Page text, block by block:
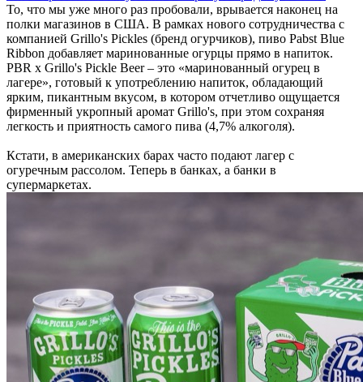
То, что мы уже много раз пробовали, врывается наконец на
полки магазинов в США. В рамках нового сотрудничества с
компанией Grillo's Pickles (бренд огурчиков), пиво Pabst Blue
Ribbon добавляет маринованные огурцы прямо в напиток.
PBR x Grillo's Pickle Beer – это «маринованный огурец в
лагере», готовый к употреблению напиток, обладающий
ярким, пикантным вкусом, в котором отчетливо ощущается
фирменный укропный аромат Grillo's, при этом сохраняя
легкость и приятность самого пива (4,7% алкоголя).
Кстати, в американских барах часто подают лагер с
огуречным рассолом. Теперь в банках, а банки в
супермаркетах.